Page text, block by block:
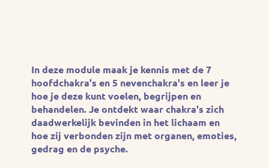
In deze module maak je kennis met de 7
hoofdchakra's en 5 nevenchakra's en leer je
hoe je deze kunt voelen, begrijpen en
behandelen. Je ontdekt waar chakra's zich
daadwerkelijk bevinden in het lichaam en
hoe zij verbonden zijn met organen, emoties,
gedrag en de psyche.